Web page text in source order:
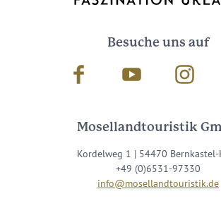
Besuche uns auf
Facebook Youtube
Mosellandtouristik
Kordelweg 1 | 54470 Bernkastel-
+49 (0)6531-97330
info@mosellandtouristik.de